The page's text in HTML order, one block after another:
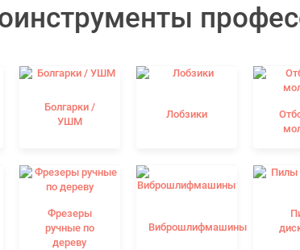
Болгарки /
УШМ
Лобзики
Фрезеры
ручные по
дереву
Виброшлифмашины